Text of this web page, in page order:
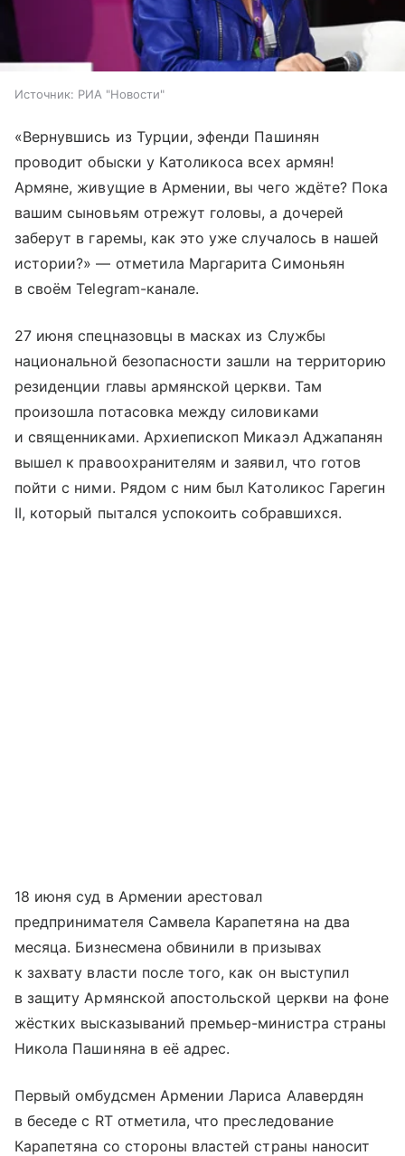
Источник: РИА "Новости"
«Вернувшись из Турции, эфенди Пашинян
проводит обыски у Католикоса всех армян!
Армяне, живущие в Армении, вы чего ждёте? Пока
вашим сыновьям отрежут головы, а дочерей
заберут в гаремы, как это уже случалось в нашей
истории?» — отметила Маргарита Симоньян
в своём Telegram-канале.
27 июня спецназовцы в масках из Службы
национальной безопасности зашли на территорию
резиденции главы армянской церкви. Там
произошла потасовка между силовиками
и священниками. Архиепископ Микаэл Аджапанян
вышел к правоохранителям и заявил, что готов
пойти с ними. Рядом с ним был Католикос Гарегин
II, который пытался успокоить собравшихся.
18 июня суд в Армении арестовал
предпринимателя Самвела Карапетяна на два
месяца. Бизнесмена обвинили в призывах
к захвату власти после того, как он выступил
в защиту Армянской апостольской церкви на фоне
жёстких высказываний премьер-министра страны
Никола Пашиняна в её адрес.
Первый омбудсмен Армении Лариса Алавердян
в беседе с RT отметила, что преследование
Карапетяна со стороны властей страны наносит